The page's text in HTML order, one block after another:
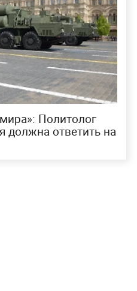
Политолог
должна ответить на